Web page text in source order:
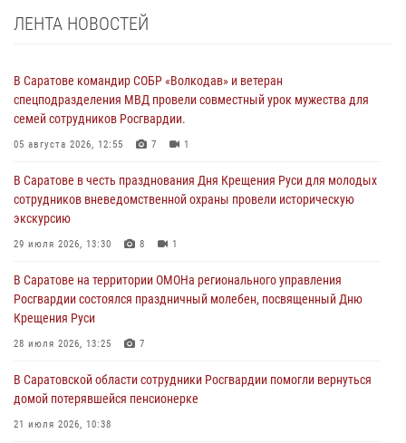
ЛЕНТА НОВОСТЕЙ
В Саратове командир СОБР «Волкодав» и ветеран
спецподразделения МВД провели совместный урок мужества для
семей сотрудников Росгвардии.
05 августа 2026, 12:55 7 1
В Саратове в честь празднования Дня Крещения Руси для молодых
сотрудников вневедомственной охраны провели историческую
экскурсию
29 июля 2026, 13:30 8 1
В Саратове на территории ОМОНа регионального управления
Росгвардии состоялся праздничный молебен, посвященный Дню
Крещения Руси
28 июля 2026, 13:25 7
В Саратовской области сотрудники Росгвардии помогли вернуться
домой потерявшейся пенсионерке
21 июля 2026, 10:38